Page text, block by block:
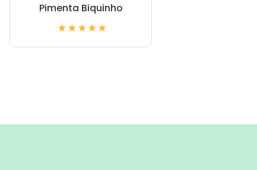
Pimenta Biquinho